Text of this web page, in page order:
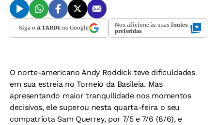
Siga oA TARDEno Google Nos adicione às suas fontes
preferidas
O norte-americano Andy Roddick teve dificuldades
em sua estreia no Torneio da Basileia. Mas
apresentando maior tranquilidade nos momentos
decisivos, ele superou nesta quarta-feira o seu
compatriota Sam Querrey, por 7/5 e 7/6 (8/6), e